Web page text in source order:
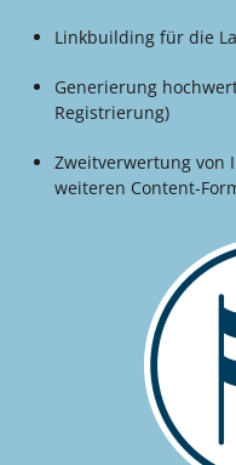
Linkbuilding für die
Generierung
Registrierung)
Zweitverwertung von
weiteren Content-